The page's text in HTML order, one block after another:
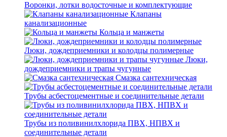
Воронки, лотки водосточные и комплектующие
Клапаны
канализационные
Кольца и манжеты
Люки, дождеприемники и колодцы полимерные
Люки,
дождеприемники и трапы чугунные
Смазка сантехническая
Трубы асбестоцементные и соединительные детали
Трубы из поливинилхлорида ПВХ, НПВХ и
соединительные детали